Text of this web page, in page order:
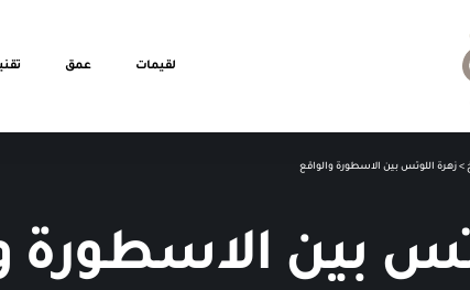
لقيمات عمق
> زهرة اللوتس بين الاسطورة والواقع
بين الاسطورة